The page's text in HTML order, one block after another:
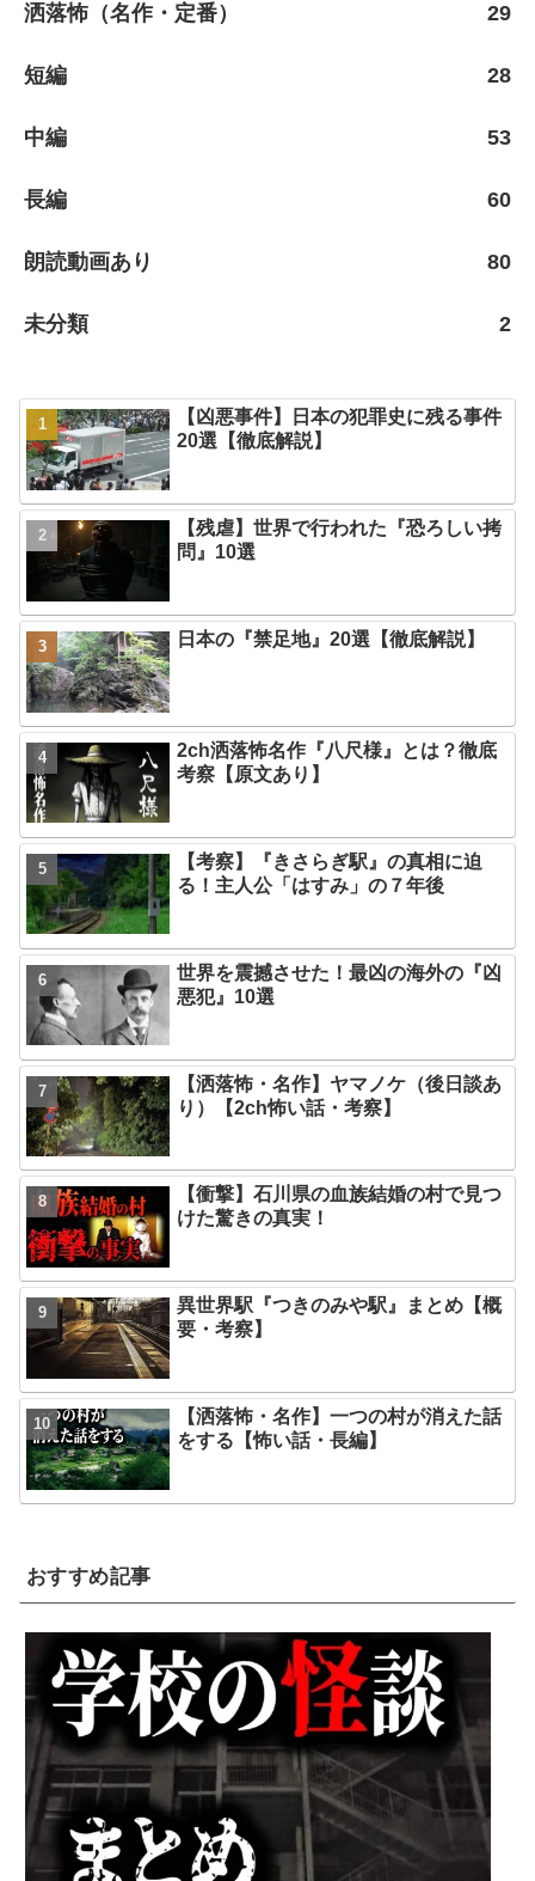
洒落怖（名作・定番） 29
短編 28
中編 53
長編 60
朗読動画あり 80
未分類 2
【凶悪事件】日本の犯罪史に残る事件
20選【徹底解説】
【残虐】世界で行われた『恐ろしい拷
問』10選
日本の『禁足地』20選【徹底解説】
2ch洒落怖名作『八尺様』とは？徹底
考察【原文あり】
【考察】『きさらぎ駅』の真相に迫
る！主人公「はすみ」の７年後
世界を震撼させた！最凶の海外の『凶
悪犯』10選
【洒落怖・名作】ヤマノケ（後日談あ
り）【2ch怖い話・考察】
【衝撃】石川県の血族結婚の村で見つ
けた驚きの真実！
異世界駅『つきのみや駅』まとめ【概
要・考察】
【洒落怖・名作】一つの村が消えた話
をする【怖い話・長編】
おすすめ記事